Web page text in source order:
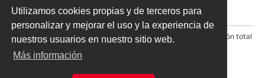
Utilizamos cookies propias y de terceros para
personalizar y mejorar el uso y la experiencia de
nuestros usuarios en nuestro sitio web.
Más información
© 2026 Todos los derechos reservados. Prohibida la reproducción total
o parcial, incluyendo cualquier medio electrónico*